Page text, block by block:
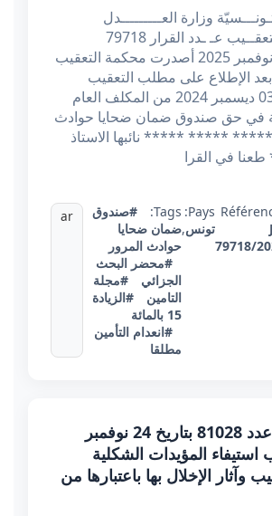
وزارة العـــــــــدل
محكمــــــة التعقــيب عـ ـدد القرار 79718
تـاريـــخه: 28 نوفمبر 2025 أصدرت محكمة التعقيب
بعد الإطلاع على مطلب التعقيب
المقدم بتاريخ 03 ديسمبر 2024 من المكلف العام
في حق صندوق ضمان ضحايا حوادث
***** ***** نائبها الاستاذ
في القرا
79718/
Pays:
تونس,
Tags:
#صندوق
ضمان ضحايا
حوادث المرور
#محضر البحث
الجزائي
#مجلة
التامين
#الزيادة
15 بالمائة
#انعدام التأمين
مطلقا
ar
قرار تعقيبي عدد 81028 بتاريخ 24 نوفمبر
استيفاء المؤيدات الشكلية
وآثار الإخلال بها باعتبارها من